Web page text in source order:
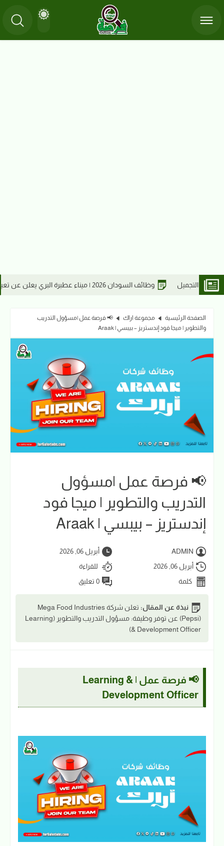
يعلن عن تعيين مشرفين بقسم التشغيل
الصفحة الرئيسية مجموعة اراك
📢 فرصة عمل |مسؤول التدريب
والتطوير | ميجا فود إندستريز – بيبسي | Araak
📢 فرصة عمل |مسؤول
التدريب والتطوير | ميجا فود
إندستريز – بيبسي | Araak
ADMIN
أبريل 06, 2026
أبريل 06, 2026
للقراءة
كلمة
0 تعليق
نبذة عن المقال:
تعلن شركة Mega Food Industries
(Pepsi) عن توفر وظيفة: مسؤول التدريب والتطوير (Learning
& Development Officer)
📢 فرصة عمل | Learning &
Development Officer